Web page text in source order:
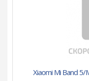
Xiaomi Mi Band